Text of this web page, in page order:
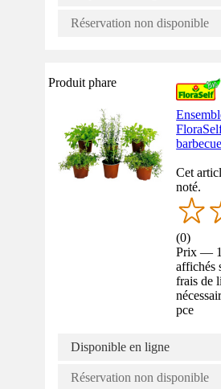
Réservation non disponible
Produit phare
Cet
noté.
(0)
Prix —
affichés
frais de
pce
Disponible en ligne
Réservation non disponible